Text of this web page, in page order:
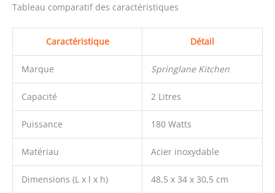
Tableau comparatif des caractéristiques
Caractéristique Détail
Marque Springlane Kitchen
Capacité 2 Litres
Puissance 180 Watts
Matériau Acier inoxydable
Dimensions (L x l x h) 48,5 x 34 x 30,5 cm